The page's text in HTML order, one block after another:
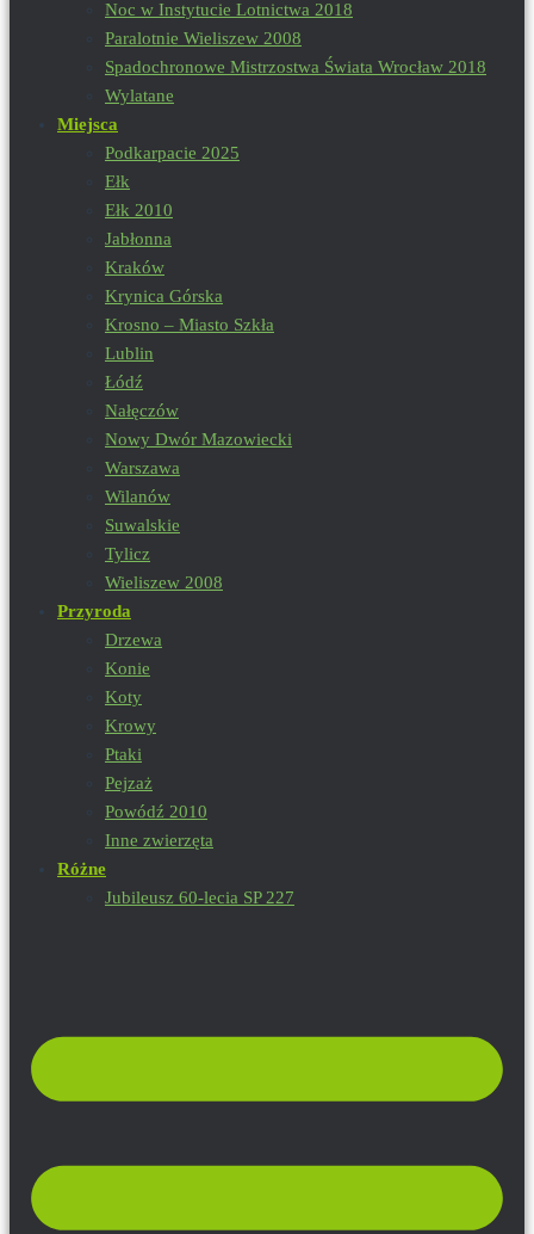
Noc w Instytucie Lotnictwa 2018
Paralotnie Wieliszew 2008
Spadochronowe Mistrzostwa Świata Wrocław 2018
Wylatane
Miejsca
Podkarpacie 2025
Ełk
Ełk 2010
Jabłonna
Kraków
Krynica Górska
Krosno – Miasto Szkła
Lublin
Łódź
Nałęczów
Nowy Dwór Mazowiecki
Warszawa
Wilanów
Suwalskie
Tylicz
Wieliszew 2008
Przyroda
Drzewa
Konie
Koty
Krowy
Ptaki
Pejzaż
Powódź 2010
Inne zwierzęta
Różne
Jubileusz 60-lecia SP 227